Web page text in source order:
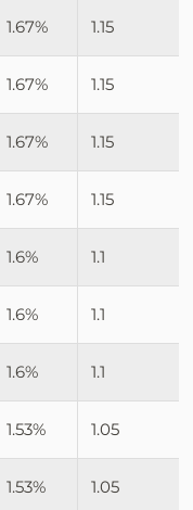
1.67% 1.15
1.67% 1.15
1.67% 1.15
1.67% 1.15
1.6% 1.1
1.6% 1.1
1.6% 1.1
1.53% 1.05
1.53% 1.05